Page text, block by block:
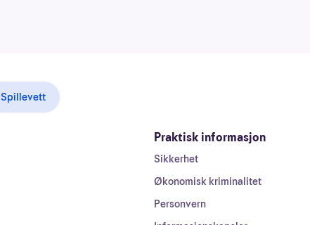
Spillevett
Praktisk informasjon
Sikkerhet
Økonomisk kriminalitet
Personvern